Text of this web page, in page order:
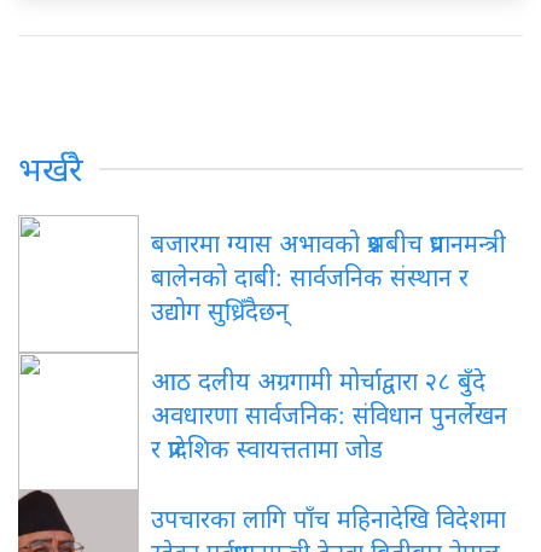
भर्खरै
बजारमा ग्यास अभावको प्रश्नबीच प्रधानमन्त्री
बालेनको दाबी: सार्वजनिक संस्थान र
उद्योग सुध्रिँदैछन्
आठ दलीय अग्रगामी मोर्चाद्वारा २८ बुँदे
अवधारणा सार्वजनिक: संविधान पुनर्लेखन
र प्रादेशिक स्वायत्ततामा जोड
उपचारका लागि पाँच महिनादेखि विदेशमा